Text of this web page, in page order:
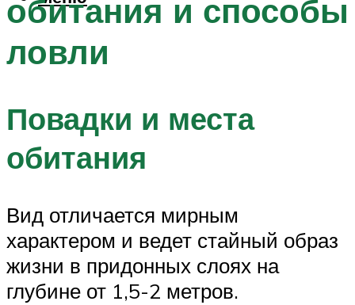
обитания и способы
ловли
Повадки и места
обитания
Вид отличается мирным
характером и ведет стайный образ
жизни в придонных слоях на
глубине от 1,5-2 метров.